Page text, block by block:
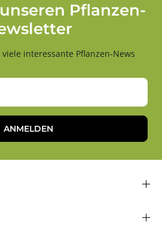
Pflanzen-
interessante Pflanzen-News
ANMELDEN